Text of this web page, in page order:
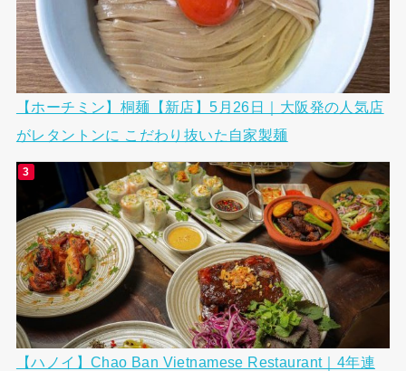
【ホーチミン】桐麺【新店】5月26日｜大阪発の人気店
がレタントンに こだわり抜いた自家製麺
【ハノイ】Chao Ban Vietnamese Restaurant｜4年連